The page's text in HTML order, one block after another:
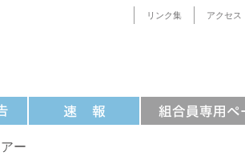
リンク集 アクセス
ー